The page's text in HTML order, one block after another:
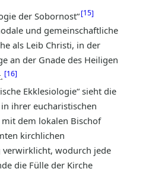
der Sobornost“ 15
und gemeinschaftliche
als Leib Christi, in der
an der Gnade des Heiligen
16
Ekklesiologie“ sieht die
ihrer eucharistischen
dem lokalen Bischof
kirchlichen
verwirklicht, wodurch jede
die Fülle der Kirche